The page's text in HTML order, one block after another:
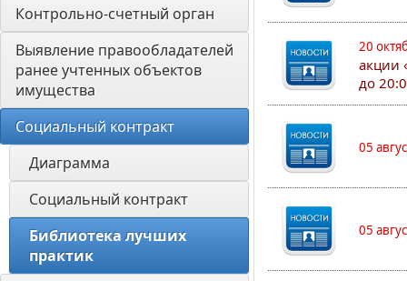
Контрольно-счетный орган
Выявление правообладателей
ранее учтенных объектов
имущества
Социальный контракт
Диаграмма
Социальный контракт
Библиотека лучших
практик
20
акции
до
05
05